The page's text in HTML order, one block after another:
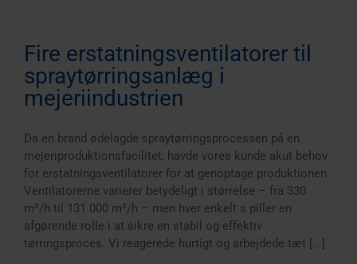
Fire erstatningsventilatorer til
spraytørringsanlæg i
mejeriindustrien
Da en brand ødelagde spraytørringsprocessen på en
mejeriproduktionsfacilitet, havde vores kunde akut behov
for erstatningsventilatorer for at genoptage produktionen.
Ventilatorerne varierer betydeligt i størrelse – fra 330
m³/h til 131.000 m³/h – men hver enkelt s piller en
afgørende rolle i at sikre en stabil og effektiv
tørringsproces. Vi reagerede hurtigt og arbejdede tæt [...]